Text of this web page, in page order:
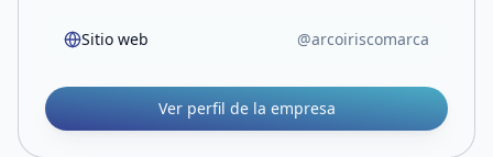
Sitio web @arcoiriscomarca
Ver perfil de la empresa